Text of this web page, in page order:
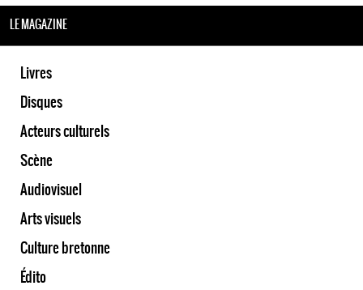
LE MAGAZINE
Livres
Disques
Acteurs culturels
Scène
Audiovisuel
Arts visuels
Culture bretonne
Édito